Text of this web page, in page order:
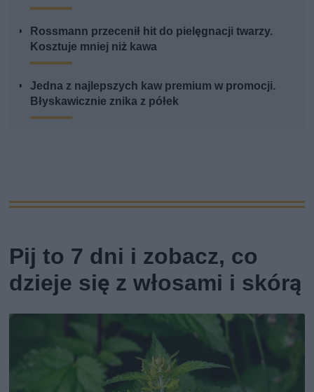
Rossmann przecenił hit do pielęgnacji twarzy.
Kosztuje mniej niż kawa
Jedna z najlepszych kaw premium w promocji.
Błyskawicznie znika z półek
Pij to 7 dni i zobacz, co
dzieje się z włosami i skórą